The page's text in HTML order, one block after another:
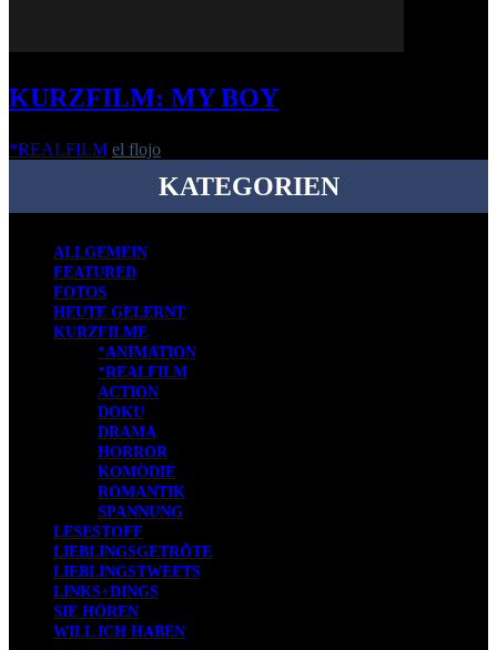
KURZFILM: MY BOY
*REALFILM el flojo
KATEGORIEN
ALLGEMEIN
FEATURED
FOTOS
HEUTE GELERNT
KURZFILME
*ANIMATION
*REALFILM
ACTION
DOKU
DRAMA
HORROR
KOMÖDIE
ROMANTIK
SPANNUNG
LESESTOFF
LIEBLINGSGETRÖTE
LIEBLINGSTWEETS
LINKS+DINGS
SIE HÖREN
WILL ICH HABEN